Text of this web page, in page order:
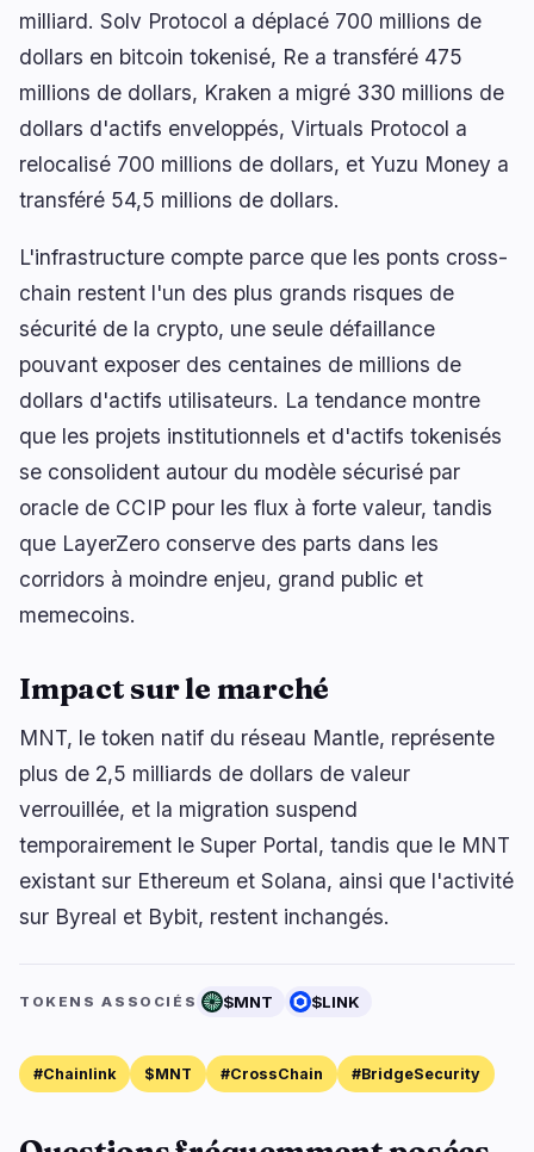
milliard. Solv Protocol a déplacé 700 millions de
dollars en bitcoin tokenisé, Re a transféré 475
millions de dollars, Kraken a migré 330 millions de
dollars d'actifs enveloppés, Virtuals Protocol a
relocalisé 700 millions de dollars, et Yuzu Money a
transféré 54,5 millions de dollars.
L'infrastructure compte parce que les ponts cross-
chain restent l'un des plus grands risques de
sécurité de la crypto, une seule défaillance
pouvant exposer des centaines de millions de
dollars d'actifs utilisateurs. La tendance montre
que les projets institutionnels et d'actifs tokenisés
se consolident autour du modèle sécurisé par
oracle de CCIP pour les flux à forte valeur, tandis
que LayerZero conserve des parts dans les
corridors à moindre enjeu, grand public et
memecoins.
Impact sur le marché
MNT, le token natif du réseau Mantle, représente
plus de 2,5 milliards de dollars de valeur
verrouillée, et la migration suspend
temporairement le Super Portal, tandis que le MNT
existant sur Ethereum et Solana, ainsi que l'activité
sur Byreal et Bybit, restent inchangés.
TOKENS ASSOCIÉS $MNT $LINK
#Chainlink $MNT #CrossChain #BridgeSecurity